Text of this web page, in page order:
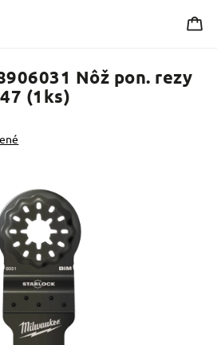
Nôž pon. rezy
(1ks)